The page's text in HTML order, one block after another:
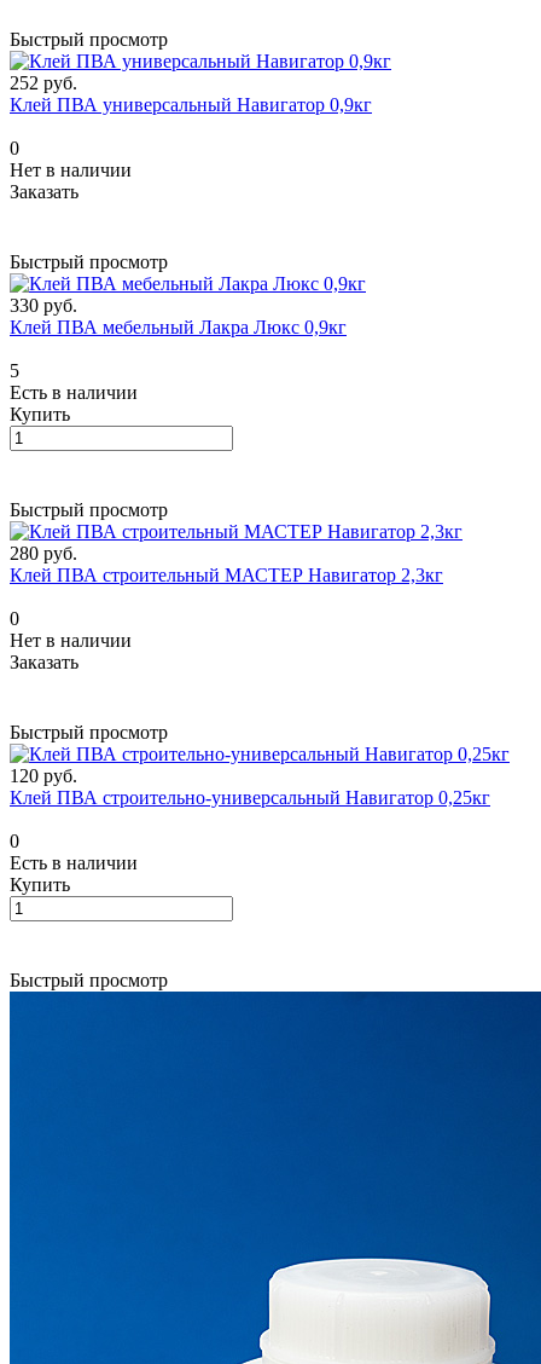
Быстрый просмотр
252 руб.
Клей ПВА универсальный Навигатор 0,9кг
0
Нет в наличии
Заказать
Быстрый просмотр
330 руб.
Клей ПВА мебельный Лакра Люкс 0,9кг
5
Есть в наличии
Купить
Быстрый просмотр
280 руб.
Клей ПВА строительный МАСТЕР Навигатор 2,3кг
0
Нет в наличии
Заказать
Быстрый просмотр
120 руб.
Клей ПВА строительно-универсальный Навигатор 0,25кг
0
Есть в наличии
Купить
Быстрый просмотр